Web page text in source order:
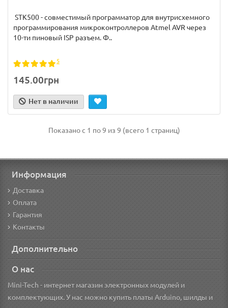
STK500 - совместимый программатор для внутрисхемного
программирования микроконтроллеров Atmel AVR через
10-ти пиновый ISP разъем. Ф..
5
145.00грн
Нет в наличии
Показано с 1 по 9 из 9 (всего 1 страниц)
Информация
Доставка
Оплата
Гарантия
Контакты
Дополнительно
О нас
Mini-Tech - интернет магазин электронных модулей и
комплектующих. У нас можно купить платы Arduino, шилды и